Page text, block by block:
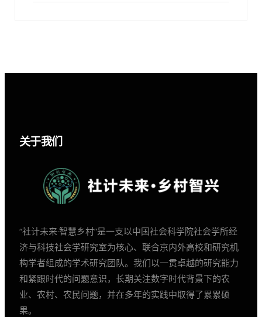
关于我们
“社计未来·智慧乡村”是一支以中国社会科学院社会学所经
济与科技社会学研究室为核心、联合京内外高校和研究机
构学者组成的学术研究团队。我们以一贯卓越的研究能力
和紧跟时代的问题意识，长期关注数字时代背景下的农
业、农村、农民问题，并在多年的实践中取得了累累硕
果。